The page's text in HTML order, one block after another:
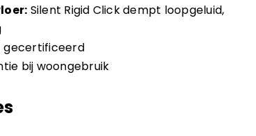
Silent Rigid Click dempt loopgeluid,
gecertificeerd
bij woongebruik